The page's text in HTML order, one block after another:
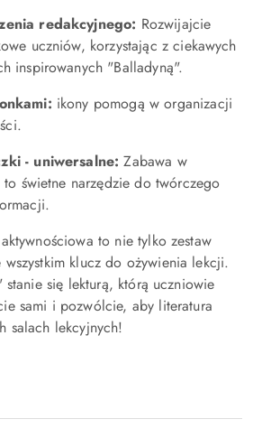
redakcyjnego: Rozwijajcie
uczniów, korzystając z ciekawych
inspirowanych "Balladyną".
ikony pomogą w organizacji
- uniwersalne: Zabawa w
świetne narzędzie do twórczego
to nie tylko zestaw
wszystkim klucz do ożywienia lekcji.
się lekturą, którą uczniowie
sami i pozwólcie, aby literatura
salach lekcyjnych!